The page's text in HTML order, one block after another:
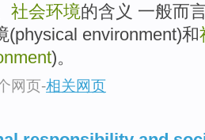
社会环境的含义 一般而
(physical environment)和
)。
网页-相关网页